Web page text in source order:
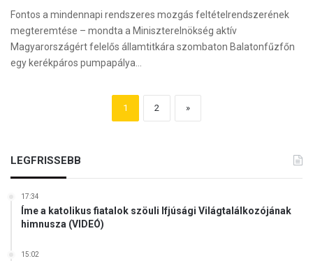
Fontos a mindennapi rendszeres mozgás feltételrendszerének
megteremtése – mondta a Miniszterelnökség aktív
Magyarországért felelős államtitkára szombaton Balatonfűzfőn
egy kerékpáros pumpapálya…
1 2 »
LEGFRISSEBB
17:34
Íme a katolikus fiatalok szöuli Ifjúsági Világtalálkozójának
himnusza (VIDEÓ)
15:02